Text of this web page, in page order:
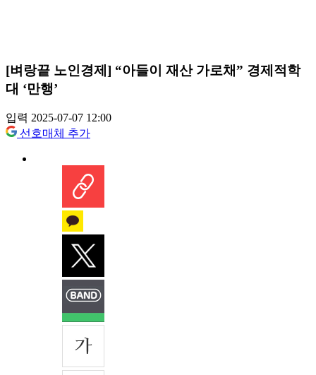
[벼랑끝 노인경제] “아들이 재산 가로채” 경제적학
대 ‘만행’
입력 2025-07-07 12:00
선호매체 추가